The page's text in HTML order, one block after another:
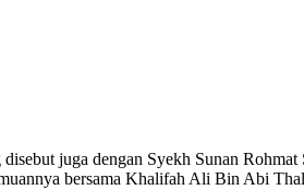
juga dengan Syekh Sunan
bersama Khalifah Ali Bin Abi